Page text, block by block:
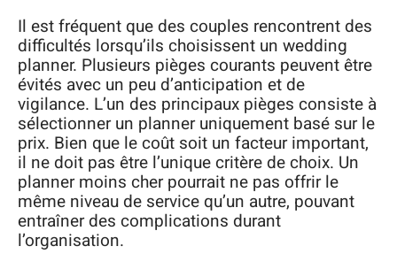
Il est fréquent que des couples rencontrent des
difficultés lorsqu’ils choisissent un wedding
planner. Plusieurs pièges courants peuvent être
évités avec un peu d’anticipation et de
vigilance. L’un des principaux pièges consiste à
sélectionner un planner uniquement basé sur le
prix. Bien que le coût soit un facteur important,
il ne doit pas être l’unique critère de choix. Un
planner moins cher pourrait ne pas offrir le
même niveau de service qu’un autre, pouvant
entraîner des complications durant
l’organisation.